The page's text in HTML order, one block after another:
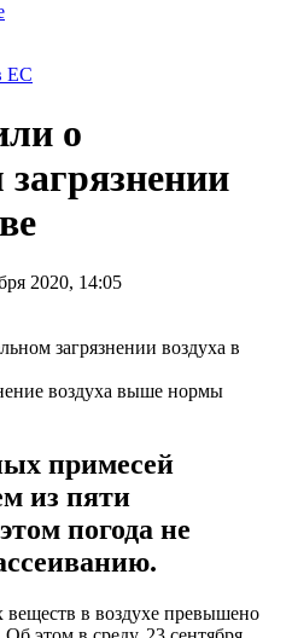
ЕС
о
2020, 14:05
воздуха выше нормы
примесей
из пяти
погода не
в воздухе превышено